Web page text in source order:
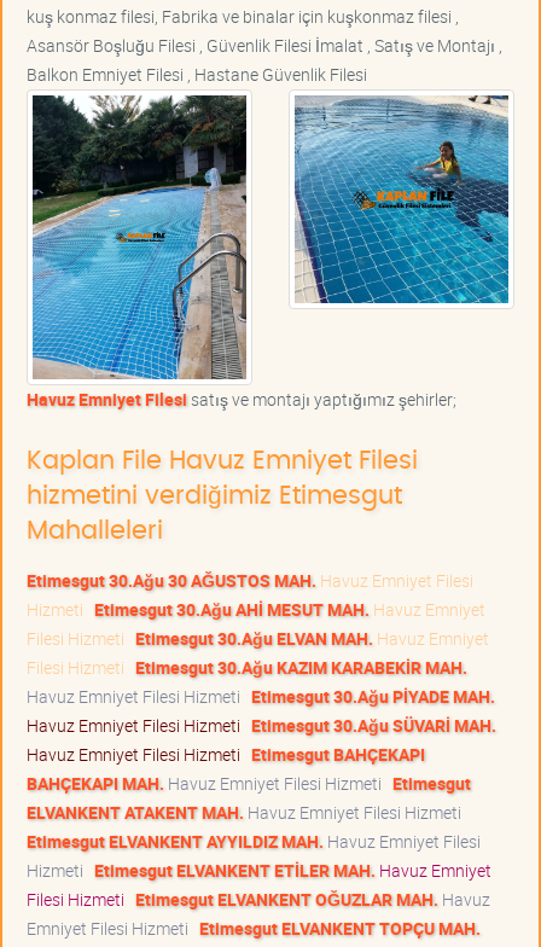
kuş konmaz filesi, Fabrika ve binalar için kuşkonmaz filesi ,
Asansör Boşluğu Filesi , Güvenlik Filesi İmalat , Satış ve Montajı ,
Balkon Emniyet Filesi , Hastane Güvenlik Filesi
Havuz Emniyet Filesisatış ve montajı yaptığımız şehirler;
Kaplan File Havuz Emniyet Filesi
hizmetini verdiğimiz Etimesgut
Mahalleleri
Etimesgut 30.Ağu 30 AĞUSTOS MAH. Havuz Emniyet Filesi
Hizmeti Etimesgut 30.Ağu AHİ MESUT MAH. Havuz Emniyet
Filesi Hizmeti Etimesgut 30.Ağu ELVAN MAH. Havuz Emniyet
Filesi Hizmeti Etimesgut 30.Ağu KAZIM KARABEKİR MAH.
Havuz Emniyet Filesi Hizmeti Etimesgut 30.Ağu PİYADE MAH.
Havuz Emniyet Filesi Hizmeti Etimesgut 30.Ağu SÜVARİ MAH.
Havuz Emniyet Filesi Hizmeti Etimesgut BAHÇEKAPI
BAHÇEKAPI MAH. Havuz Emniyet Filesi Hizmeti Etimesgut
ELVANKENT ATAKENT MAH. Havuz Emniyet Filesi Hizmeti
Etimesgut ELVANKENT AYYILDIZ MAH. Havuz Emniyet Filesi
Hizmeti Etimesgut ELVANKENT ETİLER MAH. Havuz Emniyet
Filesi Hizmeti Etimesgut ELVANKENT OĞUZLAR MAH. Havuz
Emniyet Filesi Hizmeti Etimesgut ELVANKENT TOPÇU MAH.